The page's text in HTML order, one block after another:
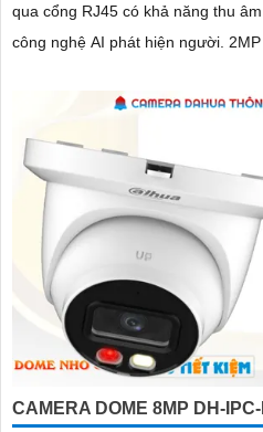
qua cổng RJ45 có khả năng thu
công nghệ AI phát hiện người. 2MP
CAMERA DOME 8MP DH-